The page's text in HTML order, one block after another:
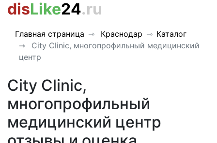
disLike24.ru
Главная страница Краснодар
Каталог
City Clinic, многопрофильный медицинский
центр
City Clinic,
многопрофильный
медицинский центр